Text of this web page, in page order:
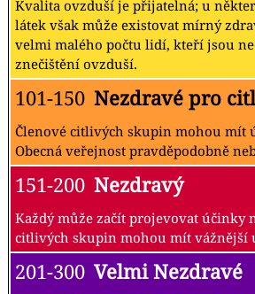
Kvalita ovzduší je přijatelná; u
látek však může existovat mírný
velmi malého počtu lidí, kteří jsou
znečištění ovzduší.
101-150 Nezdravé pro
Členové citlivých skupin mohou mít
Obecná veřejnost pravděpodobně
151-200 Nezdravý
Každý může začít projevovat účinky
citlivých skupin mohou mít vážnější
201-300 Velmi Nezdravé